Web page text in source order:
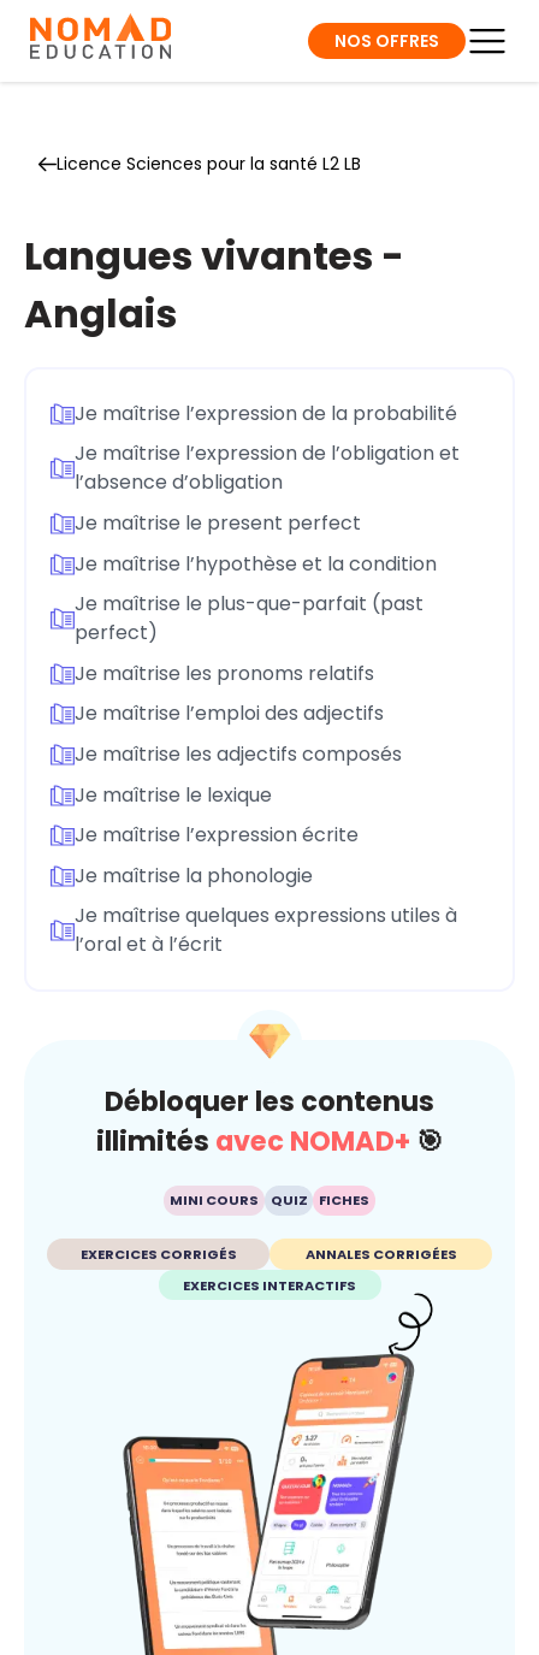
NOS OFFRES
Licence Sciences pour la santé L2 LB
Langues vivantes -
Anglais
Je maîtrise l’expression de la probabilité
Je maîtrise l’expression de l’obligation et
l’absence d’obligation
Je maîtrise le present perfect
Je maîtrise l’hypothèse et la condition
Je maîtrise le plus-que-parfait (past
perfect)
Je maîtrise les pronoms relatifs
Je maîtrise l’emploi des adjectifs
Je maîtrise les adjectifs composés
Je maîtrise le lexique
Je maîtrise l’expression écrite
Je maîtrise la phonologie
Je maîtrise quelques expressions utiles à
l’oral et à l’écrit
Débloquer les contenus
illimités avec NOMAD+ 🎯
MINI COURS QUIZ FICHES
EXERCICES CORRIGÉS
ANNALES CORRIGÉES
EXERCICES INTERACTIFS